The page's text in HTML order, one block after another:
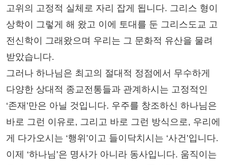
고위의 고정적 실체로 자리 잡게 됩니다. 그리스 형이
상학이 그렇게 해 왔고 이에 토대를 둔 그리스도교 고
전신학이 그래왔으며 우리는 그 문화적 유산을 물려
받았습니다.
그러나 하나님은 최고의 절대적 정점에서 무수하게
다양한 상대적 종교전통들과 관계하시는 고정적인
‘존재’만은 아닐 것입니다. 우주를 창조하신 하나님은
바로 그런 이유로, 그리고 바로 그런 방식으로, 우리에
게 다가오시는 ‘행위’이고 들이닥치시는 ‘사건’입니다.
이제 ‘하나님’은 명사가 아니라 동사입니다. 움직이는